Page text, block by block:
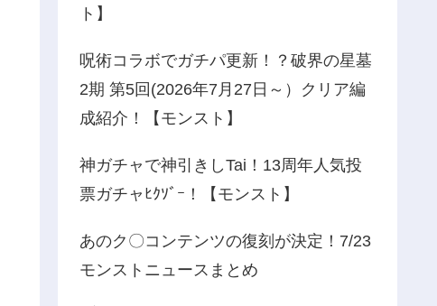
ト】
呪術コラボでガチパ更新！？破界の星墓
2期 第5回(2026年7月27日～）クリア編
成紹介！【モンスト】
神ガチャで神引きしTai！13周年人気投
票ガチャﾋｸｿﾞｰ！【モンスト】
あのク〇コンテンツの復刻が決定！7/23
モンストニュースまとめ